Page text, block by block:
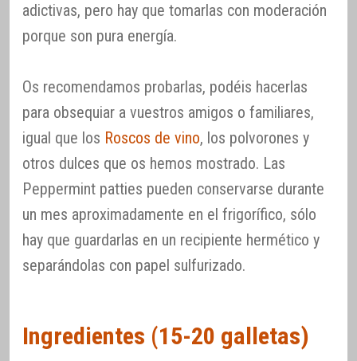
adictivas, pero hay que tomarlas con moderación
porque son pura energía.
Os recomendamos probarlas, podéis hacerlas
para obsequiar a vuestros amigos o familiares,
igual que los Roscos de vino, los polvorones y
otros dulces que os hemos mostrado. Las
Peppermint patties pueden conservarse durante
un mes aproximadamente en el frigorífico, sólo
hay que guardarlas en un recipiente hermético y
separándolas con papel sulfurizado.
Ingredientes (15-20 galletas)